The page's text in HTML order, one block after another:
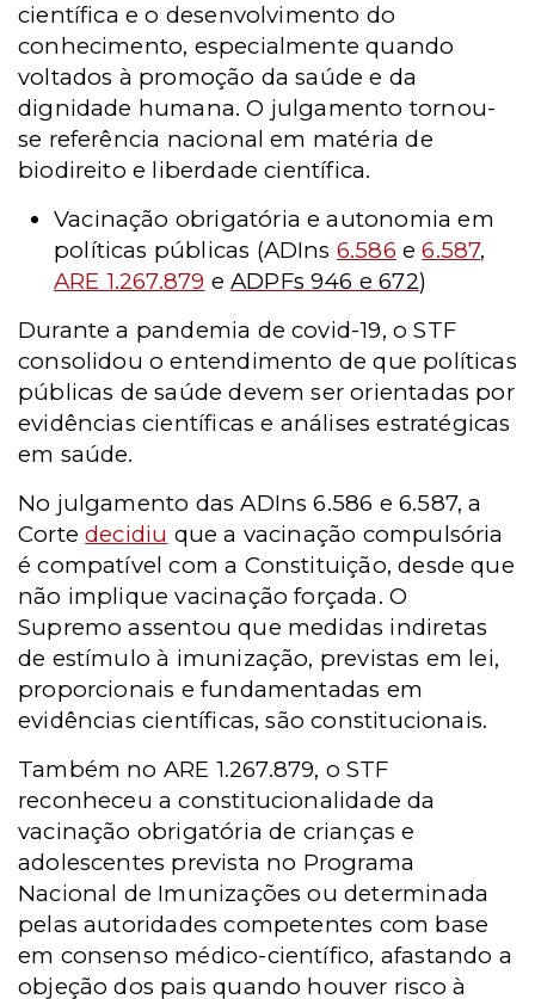
científica e o desenvolvimento do
conhecimento, especialmente quando
voltados à promoção da saúde e da
dignidade humana. O julgamento tornou-
se referência nacional em matéria de
biodireito e liberdade científica.
Vacinação obrigatória e autonomia em
políticas públicas (ADIns 6.586 e6.587,
ARE 1.267.879 e ADPFs 946 e 672)
Durante a pandemia de covid-19, o STF
consolidou o entendimento de que políticas
públicas de saúde devem ser orientadas por
evidências científicas e análises estratégicas
em saúde.
No julgamento das ADIns 6.586 e 6.587, a
Cortedecidiu que a vacinação compulsória
é compatível com a Constituição, desde que
não implique vacinação forçada. O
Supremo assentou que medidas indiretas
de estímulo à imunização, previstas em lei,
proporcionais e fundamentadas em
evidências científicas, são constitucionais.
Também no ARE 1.267.879, o STF
reconheceu a constitucionalidade da
vacinação obrigatória de crianças e
adolescentes prevista no Programa
Nacional de Imunizações ou determinada
pelas autoridades competentes com base
em consenso médico-científico, afastando a
objeção dos pais quando houver risco à